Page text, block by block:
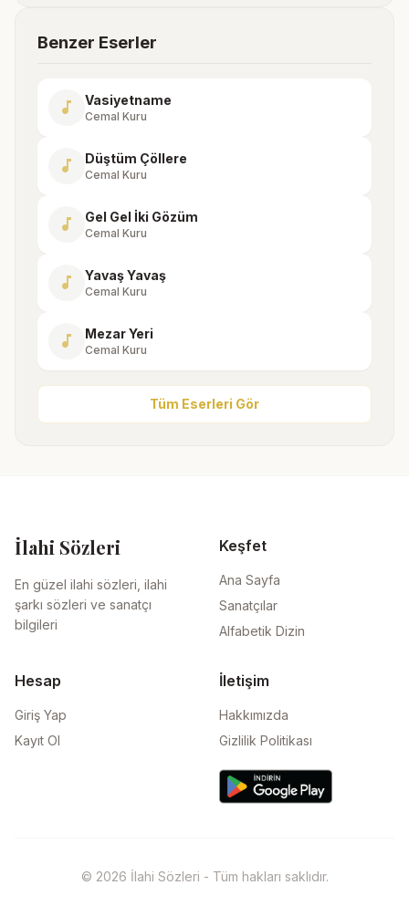
Benzer Eserler
music_note Vasiyetname
Cemal Kuru
music_note Düştüm Çöllere
Cemal Kuru
music_note Gel Gel İki Gözüm
Cemal Kuru
music_note Yavaş Yavaş
Cemal Kuru
music_note Mezar Yeri
Cemal Kuru
Tüm Eserleri Gör
İlahi Sözleri
En güzel ilahi sözleri, ilahi
şarkı sözleri ve sanatçı
bilgileri
Keşfet
Ana Sayfa
Sanatçılar
Alfabetik Dizin
Hesap
Giriş Yap
Kayıt Ol
İletişim
Hakkımızda
Gizlilik Politikası
© 2026 İlahi Sözleri - Tüm hakları saklıdır.